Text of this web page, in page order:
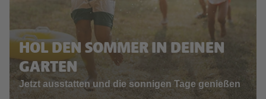
HOL DEN SOMMER IN DEINEN
GARTEN
Jetzt ausstatten und die sonnigen Tage genießen